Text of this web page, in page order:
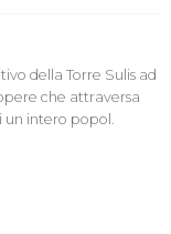
della Torre Sulis ad
che attraversa
un intero popol.